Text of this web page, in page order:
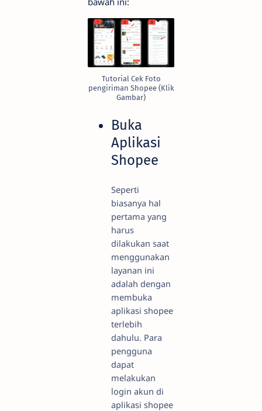
Tutorial Cek Foto
pengiriman Shopee (Klik
Gambar)
Buka
Aplikasi
Shopee
Seperti
biasanya hal
pertama yang
harus
dilakukan saat
menggunakan
layanan ini
adalah dengan
membuka
aplikasi shopee
terlebih
dahulu. Para
pengguna
dapat
melakukan
login akun di
aplikasi shopee